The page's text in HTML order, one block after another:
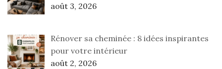
août 3, 2026
Rénover sa cheminée : 8 idées inspirantes
pour votre intérieur
août 2, 2026